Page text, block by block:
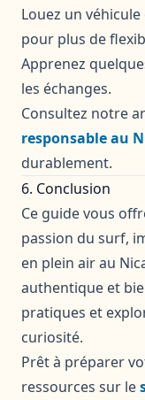
Louez un
pour plus de
Apprenez
les échanges.
Consultez notre
responsable au
durablement.
6. Conclusion
Ce guide vous
passion du surf,
en plein air au
authentique et
pratiques et
curiosité.
Prêt à préparer
ressources sur le